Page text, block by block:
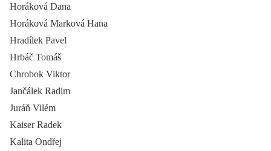
Horáková Dana
Horáková Marková Hana
Hradílek Pavel
Hrbáč Tomáš
Chrobok Viktor
Jančálek Radim
Juráň Vilém
Kaiser Radek
Kalita Ondřej